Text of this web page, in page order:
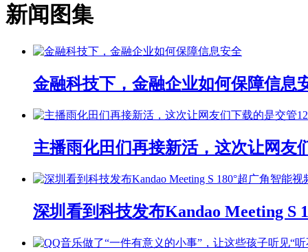
新闻图集
金融科技下，金融企业如何保障信息
主播雨化田们再接新活，这次让网友
深圳看到科技发布Kandao Meeting S